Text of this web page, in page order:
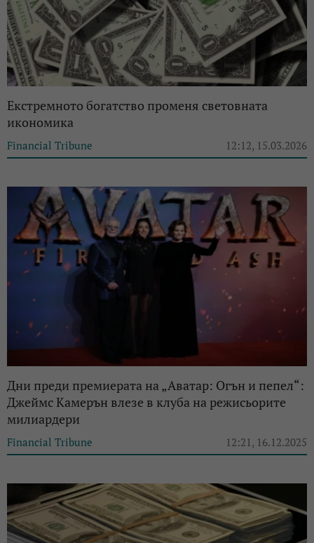
Екстремното богатство променя световната
икономика
Financial Tribune 12:12, 15.03.2026
Дни преди премиерата на „Аватар: Огън и пепел“:
Джеймс Камерън влезе в клуба на режисьорите
милиардери
Financial Tribune 12:21, 16.12.2025